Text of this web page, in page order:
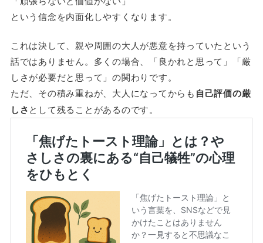
という信念を内面化しやすくなります。
これは決して、親や周囲の大人が悪意を持っていたという
話ではありません。多くの場合、「良かれと思って」「厳
しさが必要だと思って」の関わりです。
ただ、その積み重ねが、大人になってからも 自己評価の厳
しさとして残ることがあるのです。